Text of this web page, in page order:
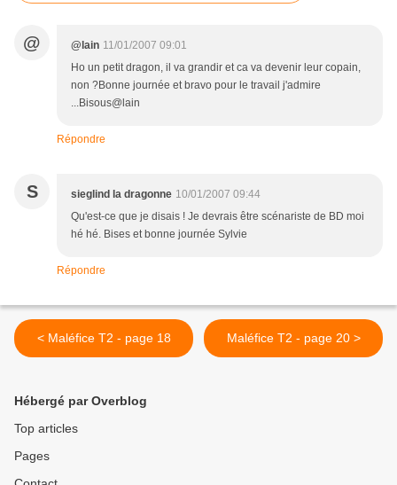
@ @lain 11/01/2007 09:01
Ho un petit dragon, il va grandir et ca va devenir leur copain,
non ?Bonne journée et bravo pour le travail j'admire
...Bisous@lain
Répondre
S sieglind la dragonne 10/01/2007 09:44
Qu'est-ce que je disais ! Je devrais être scénariste de BD moi
hé hé. Bises et bonne journée Sylvie
Répondre
< Maléfice T2 - page 18 Maléfice T2 - page 20 >
Hébergé par Overblog
Top articles
Pages